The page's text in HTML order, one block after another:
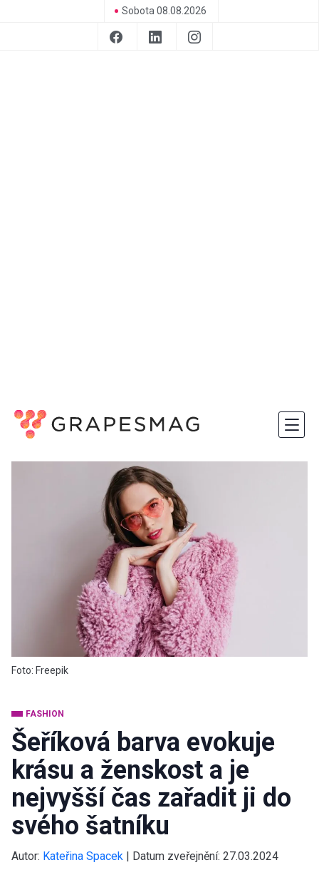
Sobota 08.08.2026
Foto: Freepik
FASHION
Šeříková barva evokuje
krásu a ženskost a je
nejvyšší čas zařadit ji do
svého šatníku
Autor: Kateřina Spacek | Datum zveřejnění: 27.03.2024